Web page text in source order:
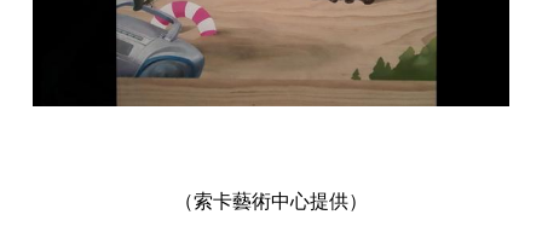
（索卡藝術中心提供）